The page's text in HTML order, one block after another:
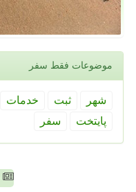
موضوعات فقط سفر
شهر ثبت خدمات
پایتخت
سفر